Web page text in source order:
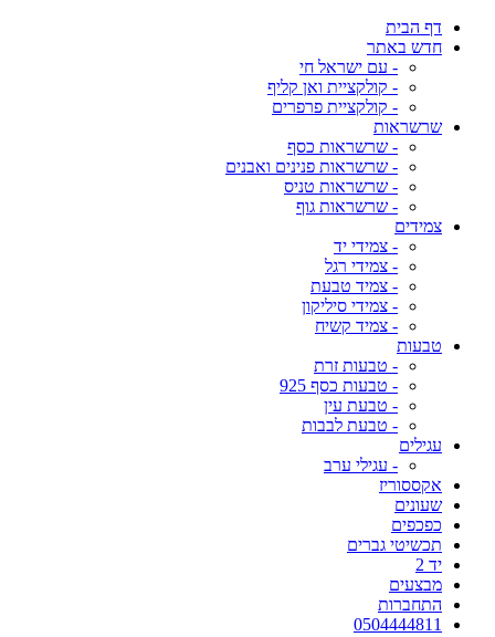
דף הבית
חדש באתר
- עם ישראל חי
- קולקציית ואן קליף
- קולקציית פרפרים
שרשראות
- שרשראות כסף
- שרשראות פנינים ואבנים
- שרשראות טניס
- שרשראות גוף
צמידים
- צמידי יד
- צמידי רגל
- צמיד טבעת
- צמידי סיליקון
- צמיד קשיח
טבעות
- טבעות זרת
- טבעות כסף 925
- טבעת עין
- טבעת לבבות
עגילים
- עגילי ערב
אקססוריז
שעונים
כפכפים
תכשיטי גברים
יד 2
מבצעים
התחברות
0504444811